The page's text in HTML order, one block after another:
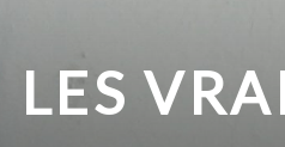
LES